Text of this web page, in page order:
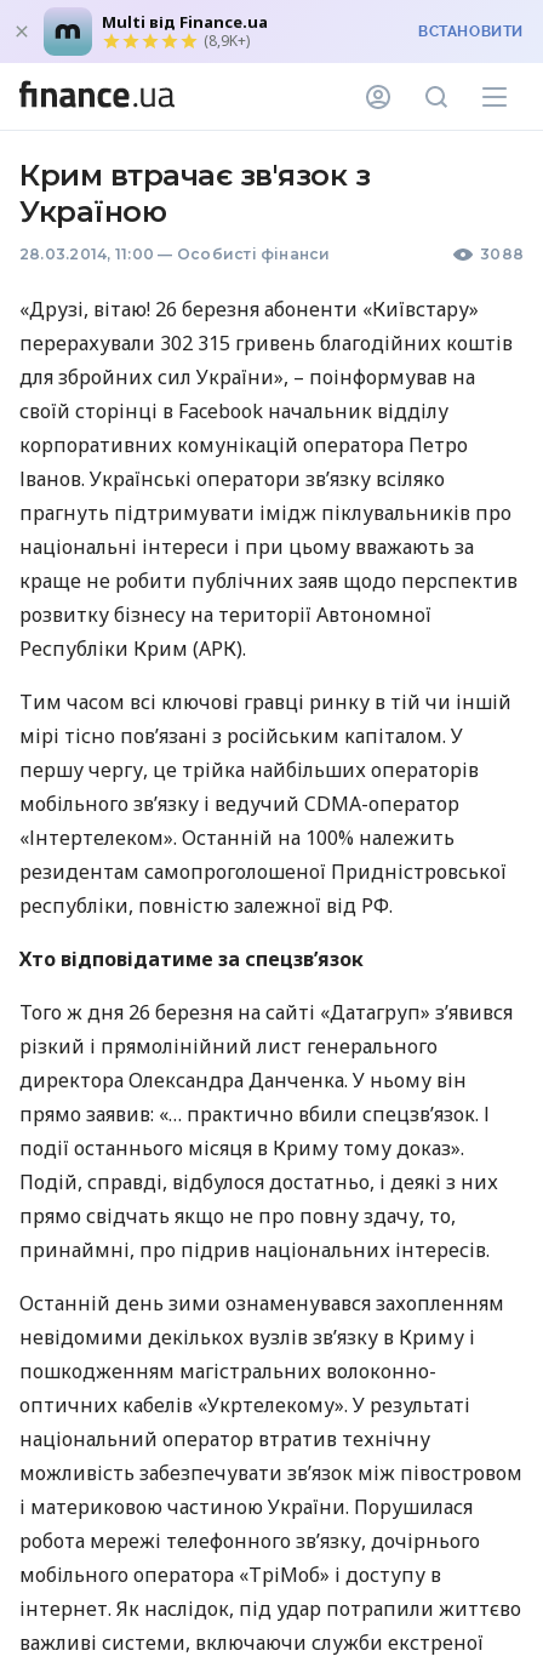
Multi від Finance.ua
(8,9K+) ВСТАНОВИТИ
Крим втрачає зв'язок з
Україною
28.03.2014, 11:00 — Особисті фінанси 3088
«Друзі, вітаю! 26 березня абоненти «Київстару»
перерахували 302 315 гривень благодійних коштів
для збройних сил України», – поінформував на
своїй сторінці в Facebook начальник відділу
корпоративних комунікацій оператора Петро
Іванов. Українські оператори зв’язку всіляко
прагнуть підтримувати імідж піклувальників про
національні інтереси і при цьому вважають за
краще не робити публічних заяв щодо перспектив
розвитку бізнесу на території Автономної
Республіки Крим (АРК).
Тим часом всі ключові гравці ринку в тій чи іншій
мірі тісно пов’язані з російським капіталом. У
першу чергу, це трійка найбільших операторів
мобільного зв’язку і ведучий CDMA-оператор
«Інтертелеком». Останній на 100% належить
резидентам самопроголошеної Придністровської
республіки, повністю залежної від РФ.
Хто відповідатиме за спецзв’язок
Того ж дня 26 березня на сайті «Датагруп» з’явився
різкий і прямолінійний лист генерального
директора Олександра Данченка. У ньому він
прямо заявив: «… практично вбили спецзв’язок. І
події останнього місяця в Криму тому доказ».
Подій, справді, відбулося достатньо, і деякі з них
прямо свідчать якщо не про повну здачу, то,
принаймні, про підрив національних інтересів.
Останній день зими ознаменувався захопленням
невідомими декількох вузлів зв’язку в Криму і
пошкодженням магістральних волоконно-
оптичних кабелів «Укртелекому». У результаті
національний оператор втратив технічну
можливість забезпечувати зв’язок між півостровом
і материковою частиною України. Порушилася
робота мережі телефонного зв’язку, дочірнього
мобільного оператора «ТріМоб» і доступу в
інтернет. Як наслідок, під удар потрапили життєво
важливі системи, включаючи служби екстреної